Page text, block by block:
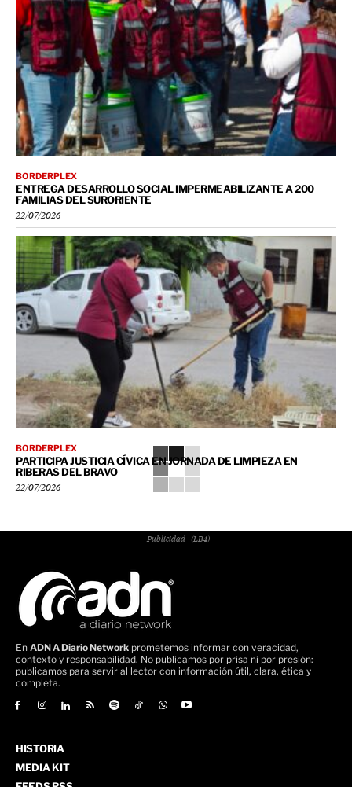
BORDERPLEX
ENTREGA DESARROLLO SOCIAL IMPERMEABILIZANTE A 200
FAMILIAS DEL SURORIENTE
22/07/2026
BORDERPLEX
PARTICIPA JUSTICIA CÍVICA EN JORNADA DE LIMPIEZA EN
RIBERAS DEL BRAVO
22/07/2026
- Publicidad - (LB4)
En ADN A Diario Network prometemos informar con veracidad,
contexto y responsabilidad. No publicamos por prisa ni por presión:
publicamos para servir al lector con información útil, clara, ética y
completa.
HISTORIA
MEDIA KIT